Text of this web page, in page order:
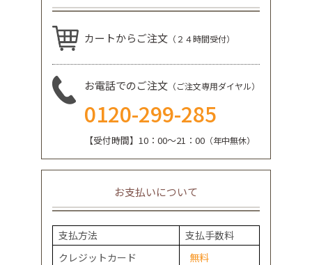
カートからご注文 （２４時間受付）
お電話でのご注文 （ご注文専用ダイヤル）
0120-299-285
【受付時間】10：00～21：00 （年中無休）
お支払いについて
支払方法
支払手数料
クレジットカード
無料